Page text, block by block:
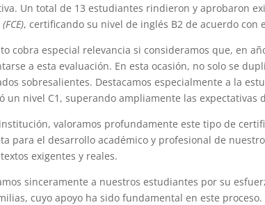
Un total de 13 estudiantes rindieron y aprobaron
, certificando su nivel de inglés B2 de acuerdo con
cobra especial relevancia si consideramos que, en
a esta evaluación. En esta ocasión, no solo se
sobresalientes. Destacamos especialmente a la
un nivel C1, superando ampliamente las expectativas
valoramos profundamente este tipo de
para el desarrollo académico y profesional de
exigentes y reales.
sinceramente a nuestros estudiantes por su
cuyo apoyo ha sido fundamental en este